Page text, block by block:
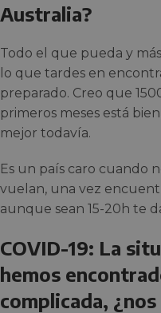
Australia?
Todo el que pueda y
lo que tardes en
preparado. Creo que
primeros meses está
mejor todavía.
Es un país caro cuando
vuelan, una vez
aunque sean 15-20h te
COVID-19: La
hemos
complicada,